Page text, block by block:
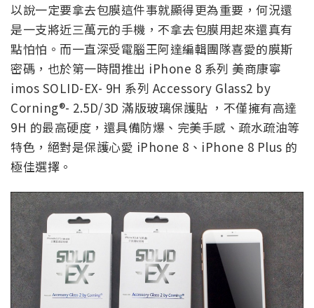
以說一定要拿去包膜這件事就顯得更為重要，何況還
是一支將近三萬元的手機，不拿去包膜用起來還真有
點怕怕。而一直深受電腦王阿達編輯團隊喜愛的膜斯
密碼，也於第一時間推出 iPhone 8 系列 美商康寧
imos SOLID-EX- 9H 系列 Accessory Glass2 by
Corning®- 2.5D/3D 滿版玻璃保護貼 ，不僅擁有高達
9H 的最高硬度，還具備防爆、完美手感、疏水疏油等
特色，絕對是保護心愛 iPhone 8、iPhone 8 Plus 的
極佳選擇。